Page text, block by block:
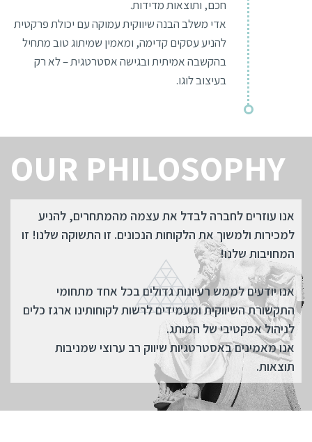
חכם, ותוצאות מדידות.
אדי משלב הבנה שיווקית עמוקה עם יכולת פרקטית
להניע עסקים קדימה, ומאמין שמיתוג טוב מתחיל
בהקשבה אמיתית ובגישה אסטרטגית – לא רק
בעיצוב לוגו.
OUR PHILOSOPHY
אנו עוזרים לחברה לבדל את עצמה מהמתחרים, להניע
למכירות ולמשוך את הלקוחות הנכונים. זו התשוקה שלנו! זו
המחויבות שלנו!
אנו יודעים לממש רעיונות גדולים בכל אחד מתחומי
התקשורת השיווקית ומעמידים לרשות לקוחותינו ארגז כלים
לניהול אפקטיבי של המותג.
אנו מאמינים באסטרטגיות שיווק רב ערוצי שמניבות
תוצאות.